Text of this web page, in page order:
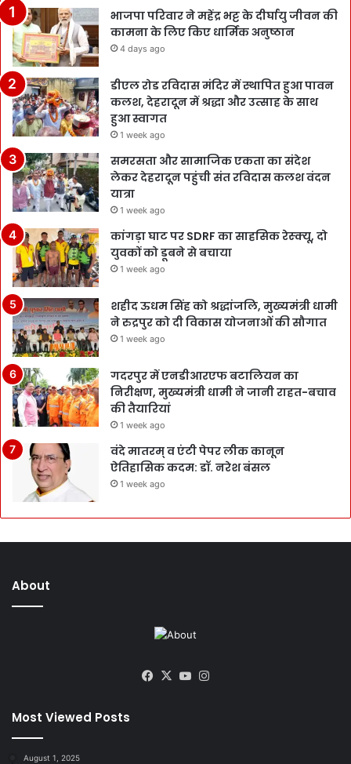
भाजपा परिवार ने महेंद्र भट्ट के दीर्घायु जीवन की
कामना के लिए किए धार्मिक अनुष्ठान
4 days ago
डीएल रोड रविदास मंदिर में स्थापित हुआ पावन
कलश, देहरादून में श्रद्धा और उत्साह के साथ
हुआ स्वागत
1 week ago
समरसता और सामाजिक एकता का संदेश
लेकर देहरादून पहुंची संत रविदास कलश वंदन
यात्रा
1 week ago
कांगड़ा घाट पर SDRF का साहसिक रेस्क्यू, दो
युवकों को डूबने से बचाया
1 week ago
शहीद ऊधम सिंह को श्रद्धांजलि, मुख्यमंत्री धामी
ने रुद्रपुर को दी विकास योजनाओं की सौगात
1 week ago
गदरपुर में एनडीआरएफ बटालियन का
निरीक्षण, मुख्यमंत्री धामी ने जानी राहत-बचाव
की तैयारियां
1 week ago
वंदे मातरम् व एंटी पेपर लीक कानून
ऐतिहासिक कदम: डॉ. नरेश बंसल
1 week ago
About
Facebook
X YouTube
Most Viewed Posts
August 1, 2025